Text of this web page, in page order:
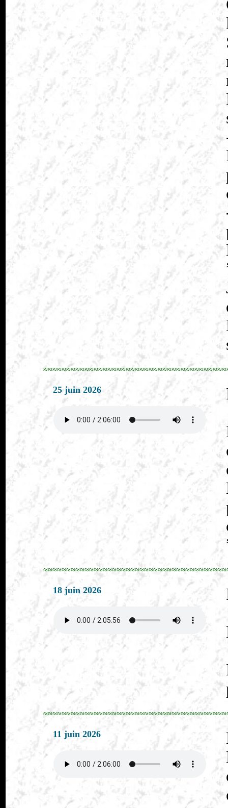
25 juin 2026
18 juin 2026
11 juin 2026